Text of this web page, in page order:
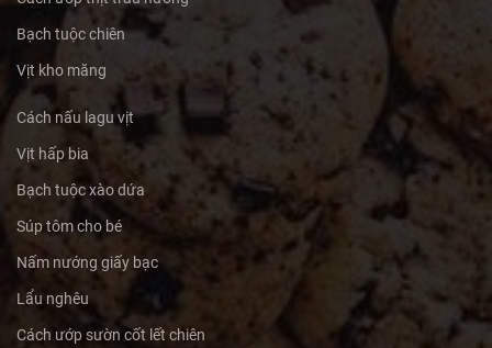
Bạch tuộc chiên
Vịt kho măng
Cách nấu lagu vịt
Vịt hấp bia
Bạch tuộc xào dứa
Súp tôm cho bé
Nấm nướng giấy bạc
Lẩu nghêu
Cách ướp sườn cốt lết chiên